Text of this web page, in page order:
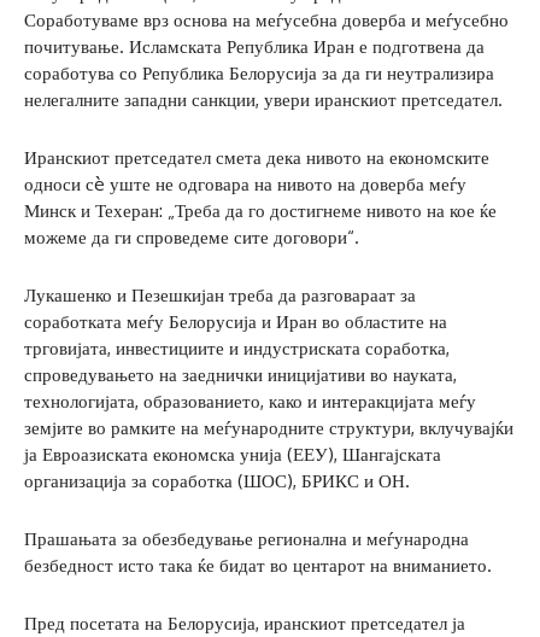
Соработуваме врз основа на меѓусебна доверба и меѓусебно
почитување. Исламската Република Иран е подготвена да
соработува со Република Белорусија за да ги неутрализира
нелегалните западни санкции, увери иранскиот претседател.
Иранскиот претседател смета дека нивото на економските
односи сè уште не одговара на нивото на доверба меѓу
Минск и Техеран: „Треба да го достигнеме нивото на кое ќе
можеме да ги спроведеме сите договори“.
Лукашенко и Пезешкијан треба да разговараат за
соработката меѓу Белорусија и Иран во областите на
трговијата, инвестициите и индустриската соработка,
спроведувањето на заеднички иницијативи во науката,
технологијата, образованието, како и интеракцијата меѓу
земјите во рамките на меѓународните структури, вклучувајќи
ја Евроазиската економска унија (ЕЕУ), Шангајската
организација за соработка (ШОС), БРИКС и ОН.
Прашањата за обезбедување регионална и меѓународна
безбедност исто така ќе бидат во центарот на вниманието.
Пред посетата на Белорусија, иранскиот претседател ја